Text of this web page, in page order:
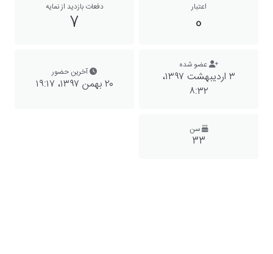
اعتبار
0
دفعات بازدید از نمایه
7
عضو شده
۳ اردیبهشت ۱۳۹۷،‏
۸:۳۲
آخرین حضور
۲۰ بهمن ۱۳۹۷،‏ ۱۹:۱۷
سن
33